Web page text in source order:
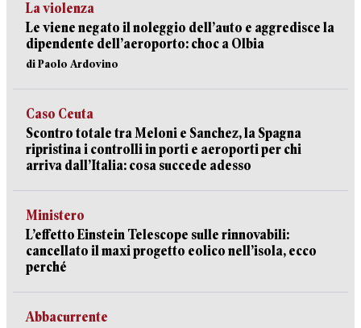
La violenza
Le viene negato il noleggio dell’auto e aggredisce la
dipendente dell’aeroporto: choc a Olbia
di Paolo Ardovino
Caso Ceuta
Scontro totale tra Meloni e Sanchez, la Spagna
ripristina i controlli in porti e aeroporti per chi
arriva dall’Italia: cosa succede adesso
Ministero
L’effetto Einstein Telescope sulle rinnovabili:
cancellato il maxi progetto eolico nell’isola, ecco
perché
Abbacurrente